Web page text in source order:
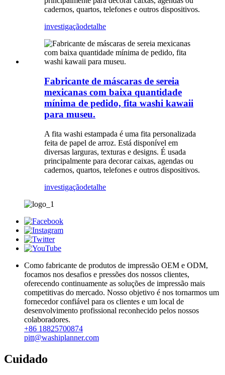
cadernos, quartos, telefones e outros dispositivos.
investigaçãodetalhe
Fabricante de máscaras de sereia
mexicanas com baixa quantidade
mínima de pedido, fita washi kawaii
para museu.
A fita washi estampada é uma fita personalizada
feita de papel de arroz. Está disponível em
diversas larguras, texturas e designs. É usada
principalmente para decorar caixas, agendas ou
cadernos, quartos, telefones e outros dispositivos.
investigaçãodetalhe
Como fabricante de produtos de impressão OEM e ODM,
focamos nos desafios e pressões dos nossos clientes,
oferecendo continuamente as soluções de impressão mais
competitivas do mercado. Nosso objetivo é nos tornarmos um
fornecedor confiável para os clientes e um local de
desenvolvimento profissional reconhecido pelos nossos
colaboradores.
+86 18825700874
pitt@washiplanner.com
Cuidado